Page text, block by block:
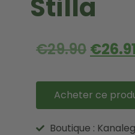
Stilla
€29.90 €26.91
Acheter ce
Boutique : Kanaleg